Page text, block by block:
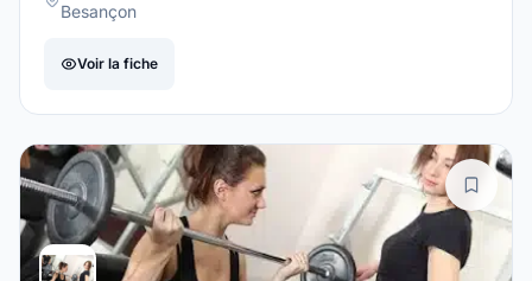
Besançon
Voir la fiche